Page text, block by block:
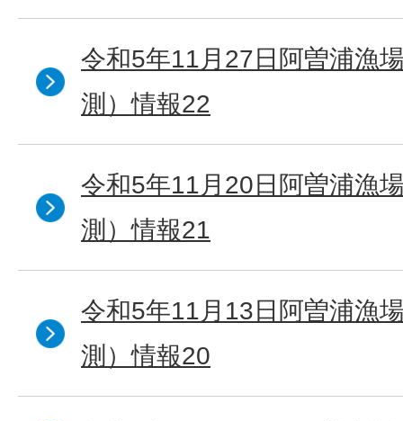
令和5年11月27日阿曽浦漁
測）情報22
令和5年11月20日阿曽浦漁
測）情報21
令和5年11月13日阿曽浦漁
測）情報20